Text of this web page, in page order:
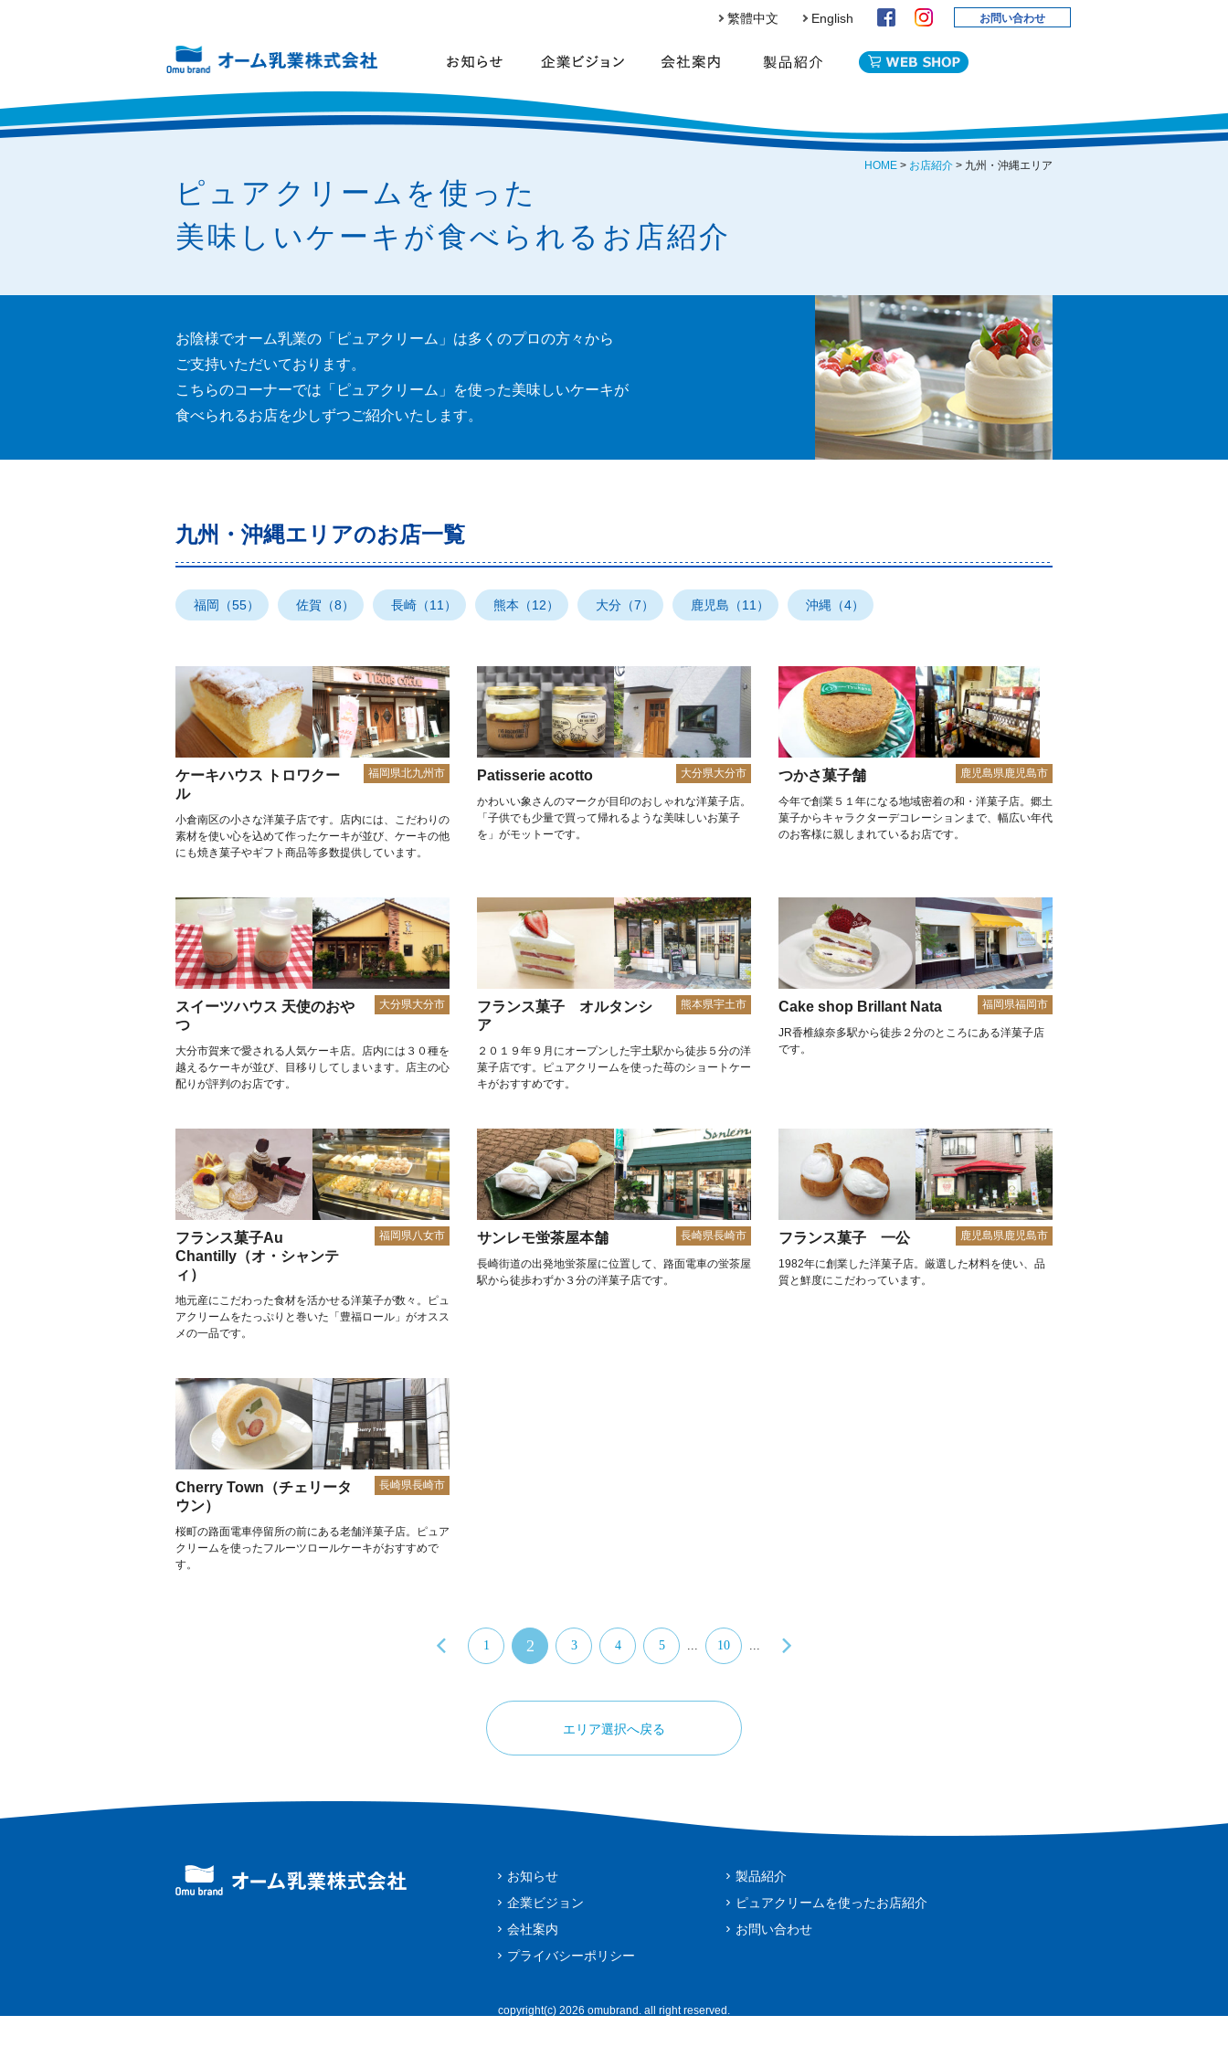
お問い合わせ
English
繁體中文
HOME > お店紹介 > 九州・沖縄エリア
ピュアクリームを使った
美味しいケーキが食べられるお店紹介
お陰様でオーム乳業の「ピュアクリーム」は多くのプロの方々から
ご支持いただいております。
こちらのコーナーでは「ピュアクリーム」を使った美味しいケーキが
食べられるお店を少しずつご紹介いたします。
九州・沖縄エリアのお店一覧
福岡（55） 佐賀（8） 長崎（11） 熊本（12） 大分（7） 鹿児島（11） 沖縄（4）
ケーキハウス トロワクー
ル
福岡県北九州市
小倉南区の小さな洋菓子店です。店内には、こだわりの
素材を使い心を込めて作ったケーキが並び、ケーキの他
にも焼き菓子やギフト商品等多数提供しています。
Patisserie acotto 大分県大分市
かわいい象さんのマークが目印のおしゃれな洋菓子店。
「子供でも少量で買って帰れるような美味しいお菓子
を」がモットーです。
つかさ菓子舗 鹿児島県鹿児島市
今年で創業５１年になる地域密着の和・洋菓子店。郷土
菓子からキャラクターデコレーションまで、幅広い年代
のお客様に親しまれているお店です。
スイーツハウス 天使のおや
つ
大分県大分市
大分市賀来で愛される人気ケーキ店。店内には３０種を
越えるケーキが並び、目移りしてしまいます。店主の心
配りが評判のお店です。
フランス菓子 オルタンシ
ア
熊本県宇土市
２０１９年９月にオープンした宇土駅から徒歩５分の洋
菓子店です。ピュアクリームを使った苺のショートケー
キがおすすめです。
Cake shop Brillant Nata 福岡県福岡市
JR香椎線奈多駅から徒歩２分のところにある洋菓子店
です。
フランス菓子Au
Chantilly（オ・シャンテ
ィ）
福岡県八女市
地元産にこだわった食材を活かせる洋菓子が数々。ピュ
アクリームをたっぷりと巻いた「豊福ロール」がオスス
メの一品です。
サンレモ蛍茶屋本舗 長崎県長崎市
長崎街道の出発地蛍茶屋に位置して、路面電車の蛍茶屋
駅から徒歩わずか３分の洋菓子店です。
フランス菓子 一公 鹿児島県鹿児島市
1982年に創業した洋菓子店。厳選した材料を使い、品
質と鮮度にこだわっています。
Cherry Town（チェリータ
ウン）
長崎県長崎市
桜町の路面電車停留所の前にある老舗洋菓子店。ピュア
クリームを使ったフルーツロールケーキがおすすめで
す。
1 2 3 4 5 ... 10 ...
エリア選択へ戻る
お知らせ
企業ビジョン
会社案内
プライバシーポリシー
製品紹介
ピュアクリームを使ったお店紹介
お問い合わせ
copyright(c) 2026 omubrand. all right reserved.